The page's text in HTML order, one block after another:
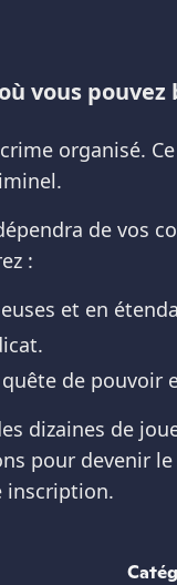
vous pouvez
organisé.
de vos
:
et en
de pouvoir
dizaines de
pour devenir
inscription.